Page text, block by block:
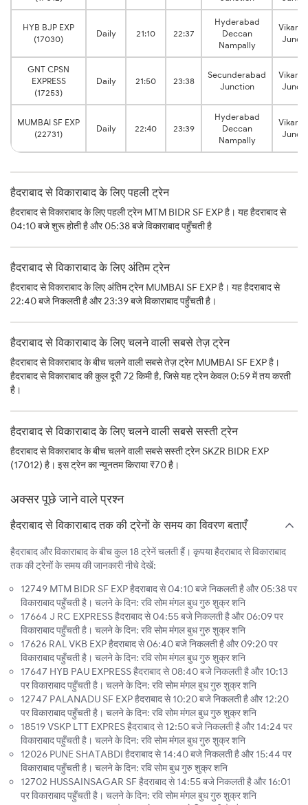
HYB BJP EXP
(17030)
Daily 21:10 22:37
Hyderabad
Deccan
Nampally
GNT CPSN
EXPRESS
(17253)
Daily 21:50 23:38
Secunderabad
Junction
MUMBAI SF EXP
(22731)
Daily 22:40 23:39
Hyderabad
Deccan
Nampally
हैदराबाद से विकाराबाद के लिए पहली ट्रेन
हैदराबाद से विकाराबाद के लिए पहली ट्रेन MTM BIDR SF EXP है। यह हैदराबाद से
04:10 बजे शुरू होती है और 05:38 बजे विकाराबाद पहुँचती है
हैदराबाद से विकाराबाद के लिए अंतिम ट्रेन
हैदराबाद से विकाराबाद के लिए अंतिम ट्रेन MUMBAI SF EXP है। यह हैदराबाद से
22:40 बजे निकलती है और 23:39 बजे विकाराबाद पहुँचती है।
हैदराबाद से विकाराबाद के लिए चलने वाली सबसे तेज़ ट्रेन
हैदराबाद से विकाराबाद के बीच चलने वाली सबसे तेज़ ट्रेन MUMBAI SF EXP है।
हैदराबाद से विकाराबाद की कुल दूरी 72 किमी है, जिसे यह ट्रेन केवल 0:59 में तय करती
है।
हैदराबाद से विकाराबाद के लिए चलने वाली सबसे सस्ती ट्रेन
हैदराबाद से विकाराबाद के बीच चलने वाली सबसे सस्ती ट्रेन SKZR BIDR EXP
(17012) है। इस ट्रेन का न्यूनतम किराया ₹70 है।
अक्सर पूछे जाने वाले प्रश्न
हैदराबाद से विकाराबाद तक की ट्रेनों के समय का विवरण बताएँ
हैदराबाद और विकाराबाद के बीच कुल 18 ट्रेनें चलती हैं। कृपया हैदराबाद से विकाराबाद
तक की ट्रेनों के समय की जानकारी नीचे देखें:
12749 MTM BIDR SF EXP हैदराबाद से 04:10 बजे निकलती है और 05:38 पर
विकाराबाद पहुँचती है। चलने के दिन: रवि सोम मंगल बुध गुरु शुक्र शनि
17664 J RC EXPRESS हैदराबाद से 04:55 बजे निकलती है और 06:09 पर
विकाराबाद पहुँचती है। चलने के दिन: रवि सोम मंगल बुध गुरु शुक्र शनि
17626 RAL VKB EXP हैदराबाद से 06:40 बजे निकलती है और 09:20 पर
विकाराबाद पहुँचती है। चलने के दिन: रवि सोम मंगल बुध गुरु शुक्र शनि
17647 HYB PAU EXPRESS हैदराबाद से 08:40 बजे निकलती है और 10:13
पर विकाराबाद पहुँचती है। चलने के दिन: रवि सोम मंगल बुध गुरु शुक्र शनि
12747 PALANADU SF EXP हैदराबाद से 10:20 बजे निकलती है और 12:20
पर विकाराबाद पहुँचती है। चलने के दिन: रवि सोम मंगल बुध गुरु शुक्र शनि
18519 VSKP LTT EXPRES हैदराबाद से 12:50 बजे निकलती है और 14:24 पर
विकाराबाद पहुँचती है। चलने के दिन: रवि सोम मंगल बुध गुरु शुक्र शनि
12026 PUNE SHATABDI हैदराबाद से 14:40 बजे निकलती है और 15:44 पर
विकाराबाद पहुँचती है। चलने के दिन: रवि सोम बुध गुरु शुक्र शनि
12702 HUSSAINSAGAR SF हैदराबाद से 14:55 बजे निकलती है और 16:01
पर विकाराबाद पहुँचती है। चलने के दिन: रवि सोम मंगल बुध गुरु शुक्र शनि